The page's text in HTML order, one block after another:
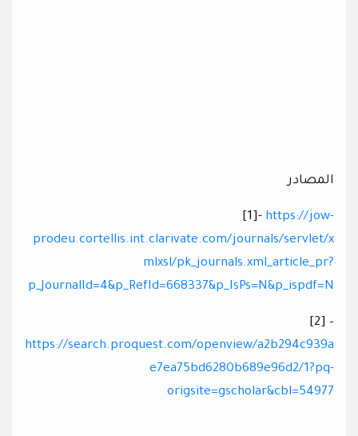
المصادر
[1]- https://jow-
prodeu.cortellis.int.clarivate.com/journals/servlet/x
mlxsl/pk_journals.xml_article_pr?
p_JournalId=4&p_RefId=668337&p_IsPs=N&p_ispdf=N
[2] –
https://search.proquest.com/openview/a2b294c939a
e7ea75bd6280b689e96d2/1?pq-
origsite=gscholar&cbl=54977